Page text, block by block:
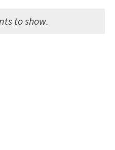
to show.